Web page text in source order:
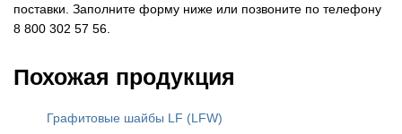
поставки. Заполните форму ниже или позвоните по телефону
8 800 302 57 56.
Похожая продукция
Графитовые шайбы LF (LFW)